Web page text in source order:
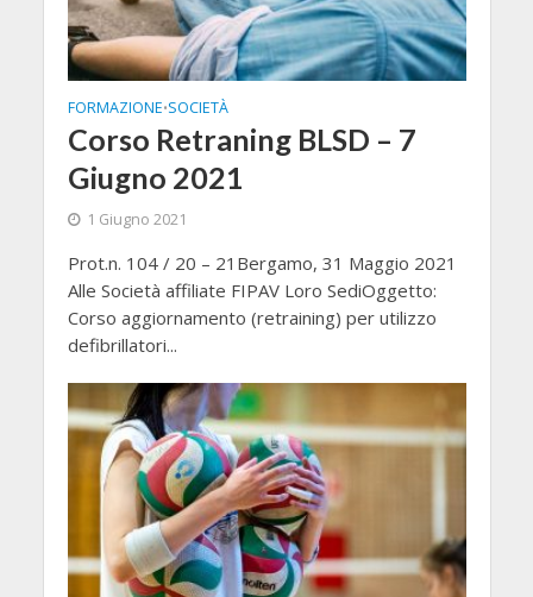
FORMAZIONE•SOCIETÀ
Corso Retraning BLSD – 7
Giugno 2021
1 Giugno 2021
Prot.n. 104 / 20 – 21Bergamo, 31 Maggio 2021
Alle Società affiliate FIPAV Loro SediOggetto:
Corso aggiornamento (retraining) per utilizzo
defibrillatori...